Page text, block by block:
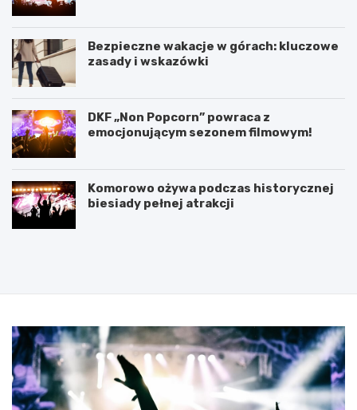
Bezpieczne wakacje w górach: kluczowe
zasady i wskazówki
DKF „Non Popcorn” powraca z
emocjonującym sezonem filmowym!
Komorowo ożywa podczas historycznej
biesiady pełnej atrakcji
P
n
i
e
u
m
5
2
0
2
5
: